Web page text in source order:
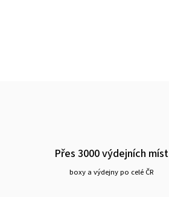
Přes 3000 výdejních míst
boxy a výdejny po celé ČR